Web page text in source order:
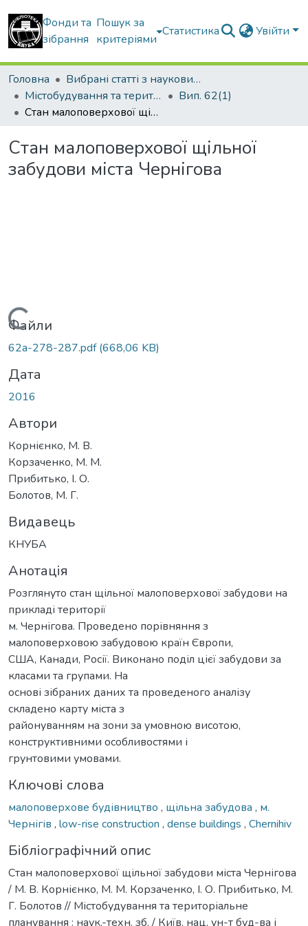
Фонди та
зібрання
Пошук за
критеріями
Статистика Увійти
Головна
Вибрані статті з наукових збірників КНУБА
Містобудування та територіальне планування
Вип. 62(1)
Стан малоповерхової щільної забудови міста Чернігова
Стан малоповерхової щільної
забудови міста Чернігова
Вантажиться...
Файли
62a-278-287.pdf(668,06 KB)
Дата
2016
Автори
Корнієнко, М. В.
Корзаченко, М. М.
Прибитько, І. О.
Болотов, М. Г.
Видавець
КНУБА
Анотація
Розглянуто стан щільної малоповерхової забудови на
прикладі території
м. Чернігова. Проведено порівняння з
малоповерховою забудовою країн Європи,
США, Канади, Росії. Виконано поділ цієї забудови за
класами та групами. На
основі зібраних даних та проведеного аналізу
складено карту міста з
районуванням на зони за умовною висотою,
конструктивними особливостями і
грунтовими умовами.
Ключові слова
малоповерхове будівництво , щільна забудова , м.
Чернігів , low-rise construction , dense buildings , Chernihiv
Бібліографічний опис
Стан малоповерхової щільної забудови міста Чернігова
/ М. В. Корнієнко, М. М. Корзаченко, І. О. Прибитько, М.
Г. Болотов // Містобудування та територіальне
планування : наук.-техн. зб. / Київ. нац. ун-т буд-ва і